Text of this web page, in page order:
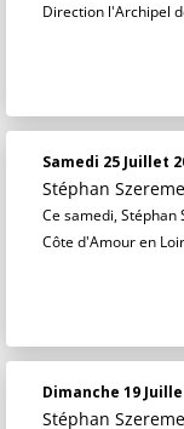
Direction l'Archipel
Samedi 25 Juillet
Stéphan
Ce samedi,
Côte d'Amour en
Dimanche 19
Stéphan